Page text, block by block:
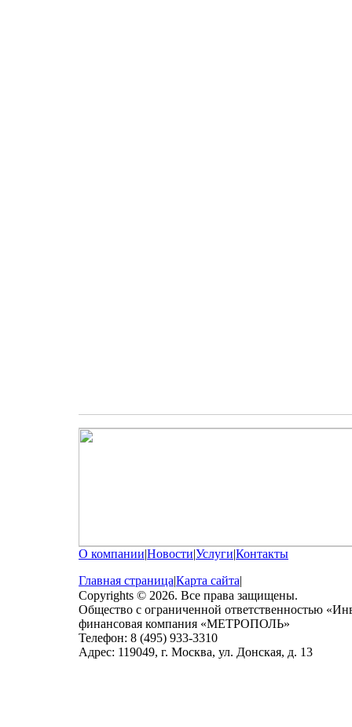
О компании|Новости|Услуги|Контакты
Главная страница|Карта сайта|
Copyrights © 2026. Все права защищены.
Общество с ограниченной ответственностью
финансовая компания «МЕТРОПОЛЬ»
Телефон: 8 (495) 933-3310
Адрес: 119049, г. Москва, ул. Донская, д. 13